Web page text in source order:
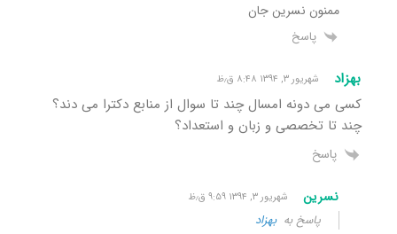
ممنون نسرین جان
پاسخ
بهزاد شهریور ۳, ۱۳۹۴ ۸:۴۸ ق٫ظ
کسی می دونه امسال چند تا سوال از منابع دکترا می دند؟
چند تا تخصصی و زبان و استعداد؟
پاسخ
نسرین شهریور ۳, ۱۳۹۴ ۹:۵۹ ق٫ظ
پاسخ بهبهزاد